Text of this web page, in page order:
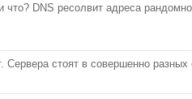
что? DNS ресолвит адреса
Сервера стоят в совершенно разных